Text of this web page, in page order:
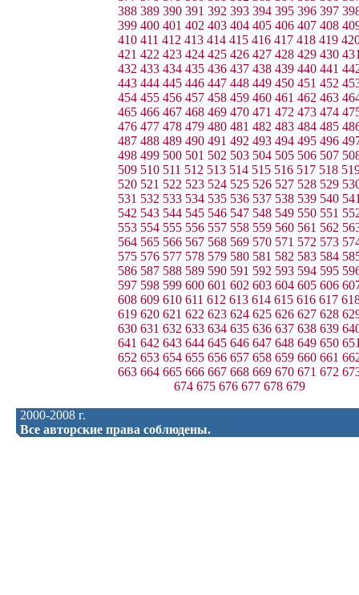
388 389 390 391 392 393 394 395 396 397
399 400 401 402 403 404 405 406 407 408
410 411 412 413 414 415 416 417 418 419
421 422 423 424 425 426 427 428 429 430
432 433 434 435 436 437 438 439 440 441
443 444 445 446 447 448 449 450 451 452
454 455 456 457 458 459 460 461 462 463
465 466 467 468 469 470 471 472 473 474
476 477 478 479 480 481 482 483 484 485
487 488 489 490 491 492 493 494 495 496
498 499 500 501 502 503 504 505 506 507
509 510 511 512 513 514 515 516 517 518
520 521 522 523 524 525 526 527 528 529
531 532 533 534 535 536 537 538 539 540
542 543 544 545 546 547 548 549 550 551
553 554 555 556 557 558 559 560 561 562
564 565 566 567 568 569 570 571 572 573
575 576 577 578 579 580 581 582 583 584
586 587 588 589 590 591 592 593 594 595
597 598 599 600 601 602 603 604 605 606
608 609 610 611 612 613 614 615 616 617
619 620 621 622 623 624 625 626 627 628
630 631 632 633 634 635 636 637 638 639
641 642 643 644 645 646 647 648 649 650
652 653 654 655 656 657 658 659 660 661
663 664 665 666 667 668 669 670 671 672
674 675 676 677 678 679
2000-2008 г.
Все авторские права соблюдены.